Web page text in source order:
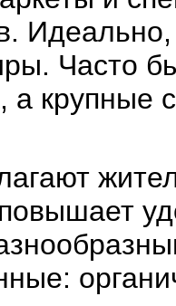
Часто
а крупные